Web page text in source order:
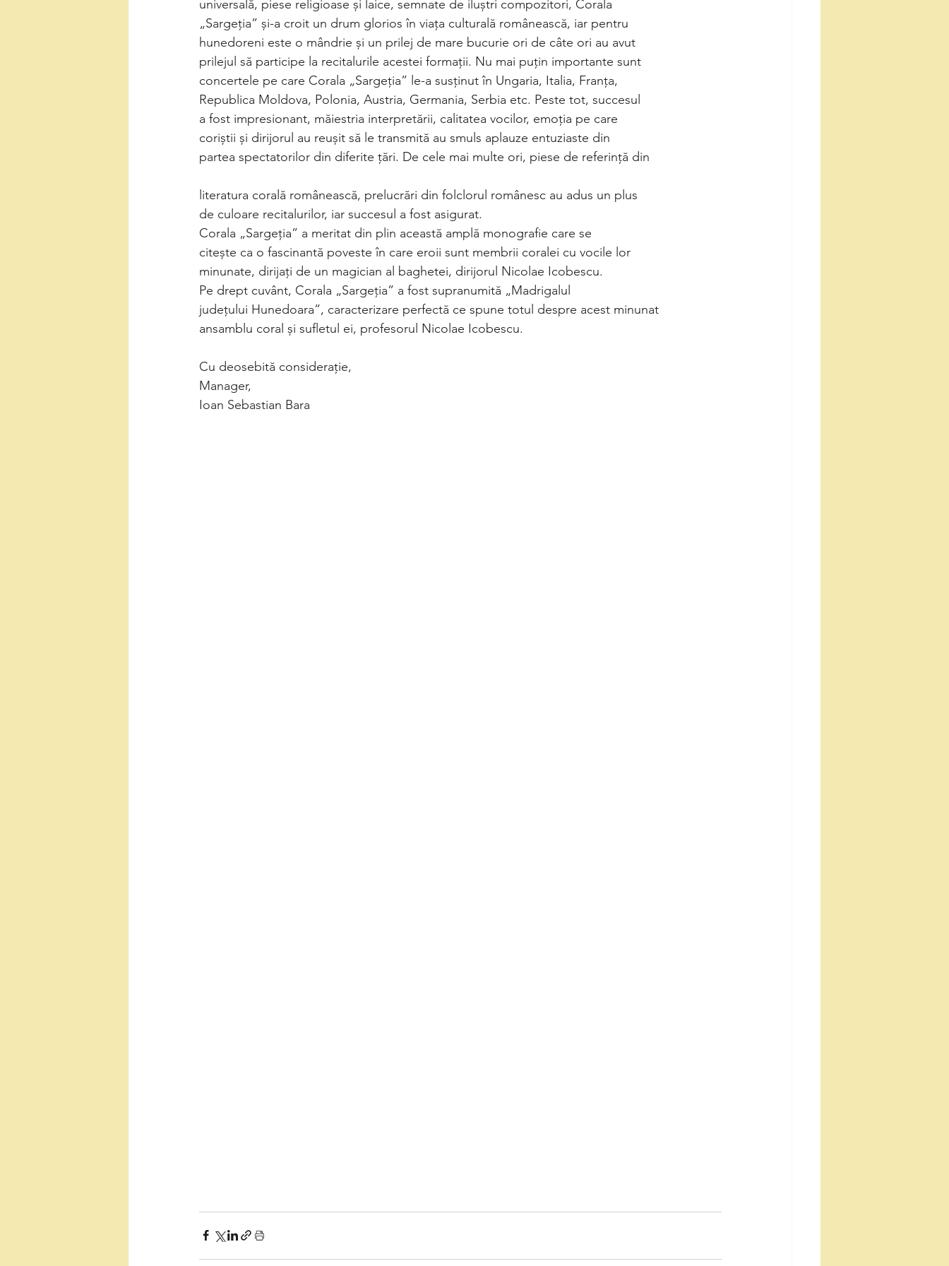
universală, piese religioase și laice, semnate de iluștri compozitori, Corala
„Sargeția” și-a croit un drum glorios în viața culturală românească, iar pentru
hunedoreni este o mândrie și un prilej de mare bucurie ori de câte ori au avut
prilejul să participe la recitalurile acestei formații. Nu mai puțin importante sunt
concertele pe care Corala „Sargeția” le-a susținut în Ungaria, Italia, Franța,
Republica Moldova, Polonia, Austria, Germania, Serbia etc. Peste tot, succesul
a fost impresionant, măiestria interpretării, calitatea vocilor, emoția pe care
coriștii și dirijorul au reușit să le transmită au smuls aplauze entuziaste din
partea spectatorilor din diferite țări. De cele mai multe ori, piese de referință din
literatura corală românească, prelucrări din folclorul românesc au adus un plus
de culoare recitalurilor, iar succesul a fost asigurat.
Corala „Sargeția” a meritat din plin această amplă monografie care se
citește ca o fascinantă poveste în care eroii sunt membrii coralei cu vocile lor
minunate, dirijați de un magician al baghetei, dirijorul Nicolae Icobescu.
Pe drept cuvânt, Corala „Sargeția” a fost supranumită „Madrigalul
județului Hunedoara”, caracterizare perfectă ce spune totul despre acest minunat
ansamblu coral și sufletul ei, profesorul Nicolae Icobescu.
Cu deosebită considerație,
Manager,
Ioan Sebastian Bara